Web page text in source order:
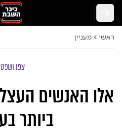
ראשי מעניין
צפו
אלו האנשים
ביותר